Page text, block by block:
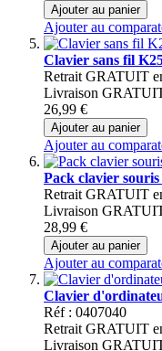
Ajouter au panier
Ajouter au
Clavier sans fil
Retrait GRATUIT
Livraison
26,99 €
Ajouter au panier
Ajouter au
Pack clavier
Retrait GRATUIT
Livraison
28,99 €
Ajouter au panier
Ajouter au
Clavier
Réf : 0407040
Retrait GRATUIT
Livraison